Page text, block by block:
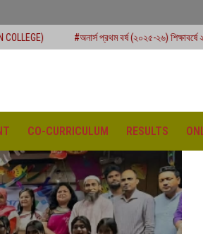
প্রথম বর্ষ (২০২৫-২৬) শিক্ষাবর্ষে ২য় মেধাতালিকায় ভর্তি
CO-CURRICULUM RESULTS